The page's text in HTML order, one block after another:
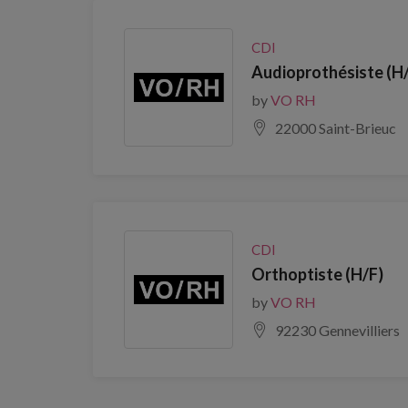
CDI
Audioprothésiste
byVO RH
22000 Saint-Brieuc
CDI
Orthoptiste (H/F)
byVO RH
92230 Gennevilliers